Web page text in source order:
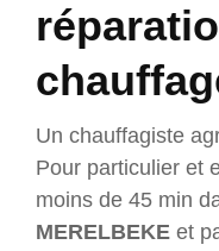
Un chauffagiste
Pour particulier et
moins de 45 min
MERELBEKE et